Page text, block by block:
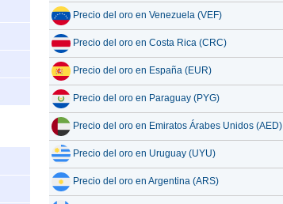
Precio del oro en Venezuela (VEF)
Precio del oro en Costa Rica (CRC)
Precio del oro en España (EUR)
Precio del oro en Paraguay (PYG)
Precio del oro en Emiratos Árabes Unidos (AED)
Precio del oro en Uruguay (UYU)
Precio del oro en Argentina (ARS)